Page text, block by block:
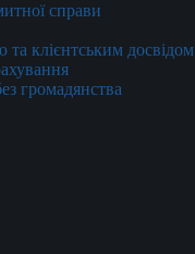
справи
та клієнтським досвідом
громадянства